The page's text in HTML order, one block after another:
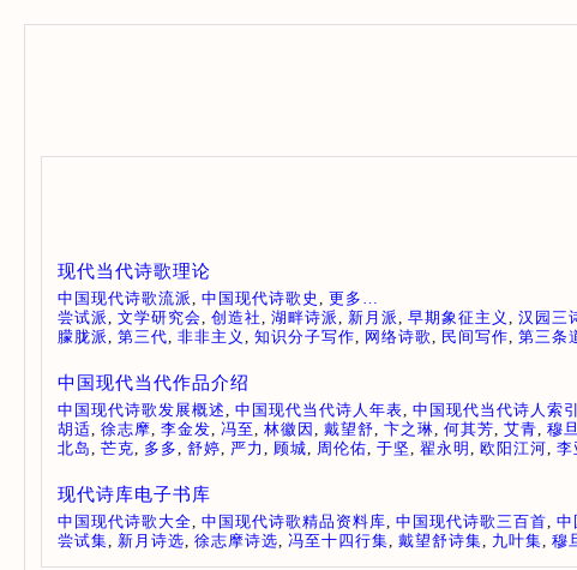
现代当代诗歌理论
中国现代诗歌流派, 中国现代诗歌史 , 更多…
尝试派, 文学研究会, 创造社, 湖畔诗派, 新月派, 早期象征主义 , 汉园三
朦胧派, 第三代, 非非主义 , 知识分子写作, 网络诗歌, 民间写作, 第三条
中国现代当代作品介绍
中国现代诗歌发展概述, 中国现代当代诗人年表, 中国现代当代诗人索引
胡适, 徐志摩, 李金发, 冯至, 林徽因 , 戴望舒, 卞之琳, 何其芳, 艾青, 穆
北岛, 芒克, 多多, 舒婷, 严力 , 顾城, 周伦佑, 于坚, 翟永明 , 欧阳江河, 李
现代诗库电子书库
中国现代诗歌大全, 中国现代诗歌精品资料库, 中国现代诗歌三百首, 中
尝试集, 新月诗选, 徐志摩诗选, 冯至十四行集, 戴望舒诗集, 九叶集, 穆